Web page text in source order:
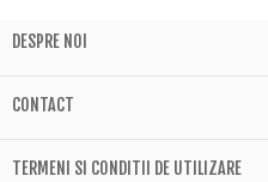
DESPRE NOI
CONTACT
TERMENI SI CONDITII DE UTILIZARE